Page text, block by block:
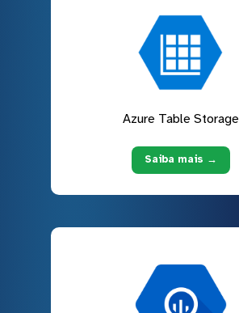
Azure Table Storage
Saiba mais →